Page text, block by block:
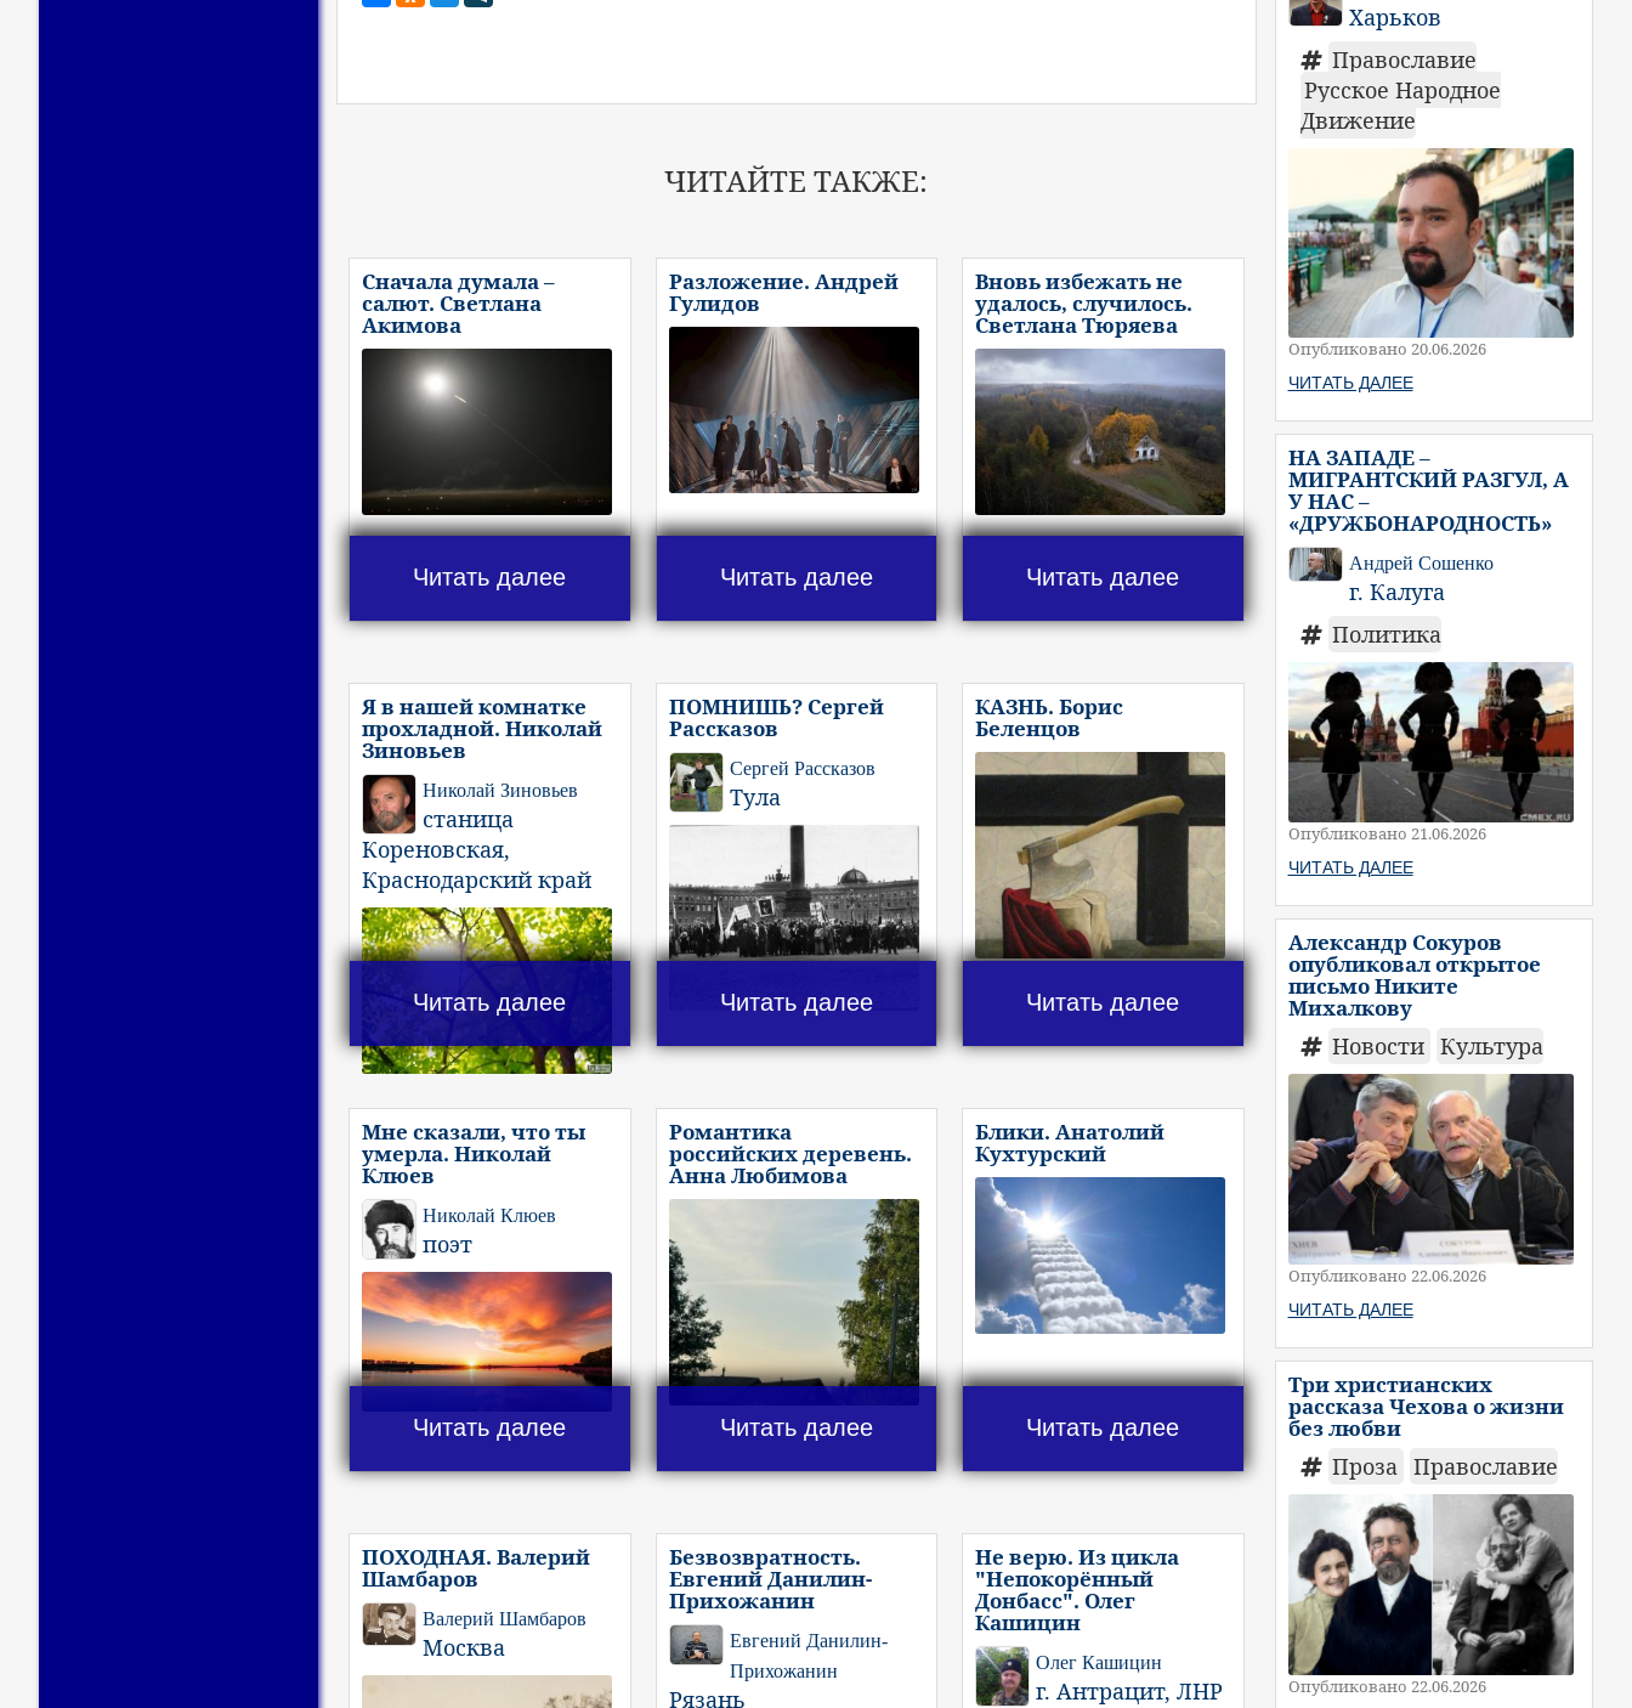
ЧИТАЙТЕ ТАКЖЕ:
Сначала думала –
салют. Светлана
Акимова
Читать далее
Разложение. Андрей
Гулидов
Читать далее
Вновь избежать не
удалось, случилось.
Светлана Тюряева
Читать далее
Я в нашей комнатке
прохладной. Николай
Зиновьев
Николай Зиновьев
станица
Кореновская,
Краснодарский край
Читать далее
ПОМНИШЬ? Сергей
Рассказов
Сергей Рассказов
Тула
Читать далее
КАЗНЬ. Борис
Беленцов
Читать далее
Мне сказали, что ты
умерла. Николай
Клюев
Николай Клюев
поэт
Читать далее
Романтика
российских деревень.
Анна Любимова
Читать далее
Блики. Анатолий
Кухтурский
Читать далее
ПОХОДНАЯ. Валерий
Шамбаров
Валерий Шамбаров
Москва
Безвозвратность.
Евгений Данилин-
Прихожанин
Евгений Данилин-
Прихожанин
Рязань
Не верю. Из цикла
"Непокорённый
Донбасс". Олег
Кашицин
Олег Кашицин
г. Антрацит, ЛНР
Харьков
Православие
Русское Народное
Движение
Опубликовано 20.06.2026
ЧИТАТЬ ДАЛЕЕ
НА ЗАПАДЕ –
МИГРАНТСКИЙ РАЗГУЛ, А
У НАС –
«ДРУЖБОНАРОДНОСТЬ»
Андрей Сошенко
г. Калуга
Политика
Опубликовано 21.06.2026
ЧИТАТЬ ДАЛЕЕ
Александр Сокуров
опубликовал открытое
письмо Никите
Михалкову
Новости Культура
Опубликовано 22.06.2026
ЧИТАТЬ ДАЛЕЕ
Три христианских
рассказа Чехова о жизни
без любви
Проза Православие
Опубликовано 22.06.2026